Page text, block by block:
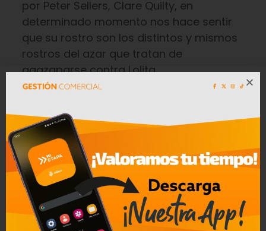
por Peter Sellers, Clare Quilty, en
determinado momento nos hace sentir
que su rostro son los distintos y mismos
rostros del azar que tratan de
agazaparse contra Lolita.
Mario Vargas Llosa ha sugerido ver en
Quilty, el desdoblamiento de Humbert
Humbert en una representación de su
cuerpo deshecho por la carnalidad; un
doble que aparece
fantasmagóricamente en su auto,
acechándolo como una sombra, y que el
protagonista en nombre de «la
conciencia observada» debe liquidar.